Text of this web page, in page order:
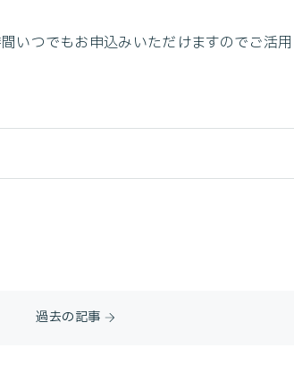
つでもお申込みいただけますのでご活用
過去の記事